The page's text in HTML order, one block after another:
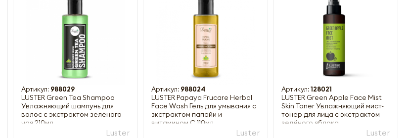
Артикул: 988029
LUSTER Green Tea Shampoo
Увлажняющий шампунь для
волос с экстрактом зелёного
чая 210мл
Luster
Артикул: 988024
LUSTER Papaya Frucare Herbal
Face Wash Гель для умывания с
зкстрактом папайи и
витамином C 110мл
Luster
Артикул: 128021
LUSTER Green Apple Face Mist
Skin Toner Увлажняющий мист-
тонер для лица с экстрактом
зелёного яблока
Luster